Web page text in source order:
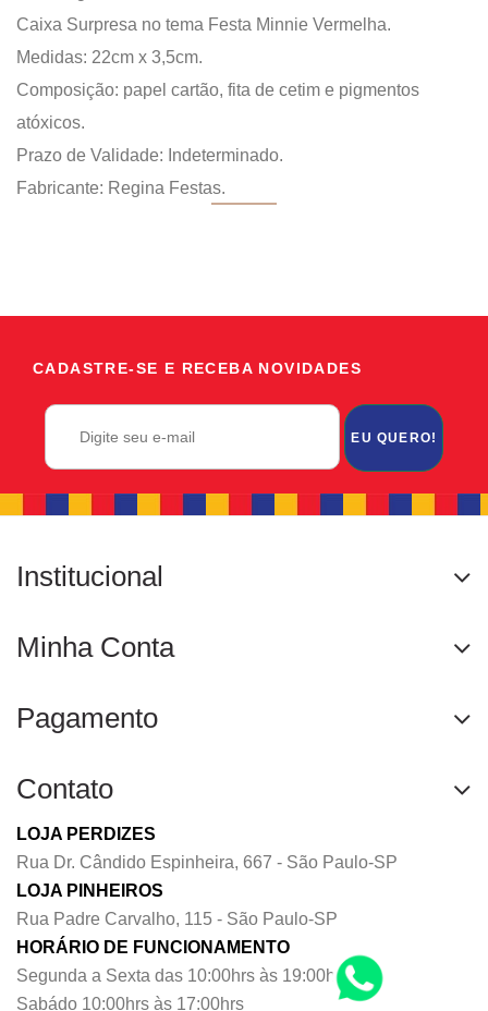
Caixa Surpresa no tema Festa Minnie Vermelha.
Medidas: 22cm x 3,5cm.
Composição: papel cartão, fita de cetim e pigmentos
atóxicos.
Prazo de Validade: Indeterminado.
Fabricante: Regina Festas.
CADASTRE-SE E RECEBA NOVIDADES
EU QUERO!
Institucional
Minha Conta
Pagamento
Contato
LOJA PERDIZES
Rua Dr. Cândido Espinheira, 667 - São Paulo-SP
LOJA PINHEIROS
Rua Padre Carvalho, 115 - São Paulo-SP
HORÁRIO DE FUNCIONAMENTO
Segunda a Sexta das 10:00hrs às 19:00hrs
Sabádo 10:00hrs às 17:00hrs